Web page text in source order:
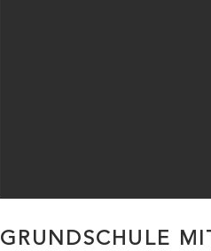
GRUNDSCHULE